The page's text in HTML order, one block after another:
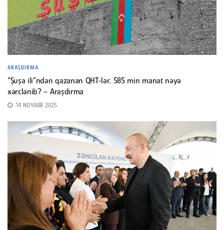
ARAŞDIRMA
“Şuşa ili”ndən qazanan QHT-lər. 585 min manat nəyə
xərclənib? – Araşdırma
14 NOYABR 2025